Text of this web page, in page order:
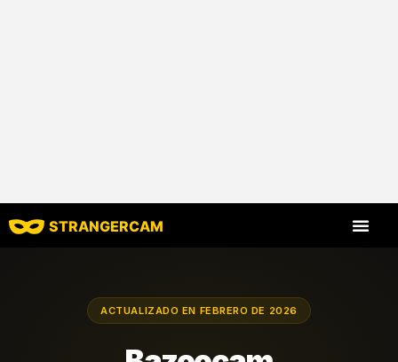
STRANGERCAM
ACTUALIZADO EN FEBRERO DE 2026